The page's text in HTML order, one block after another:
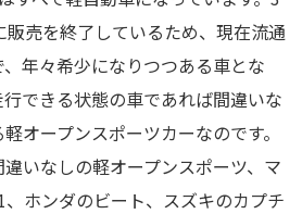
売を終了しているため、現在流通
年々希少になりつつある車とな
できる状態の車であれば間違いな
オープンスポーツカーなのです。
いなしの軽オープンスポーツ、マ
ホンダのビート、スズキのカプチ